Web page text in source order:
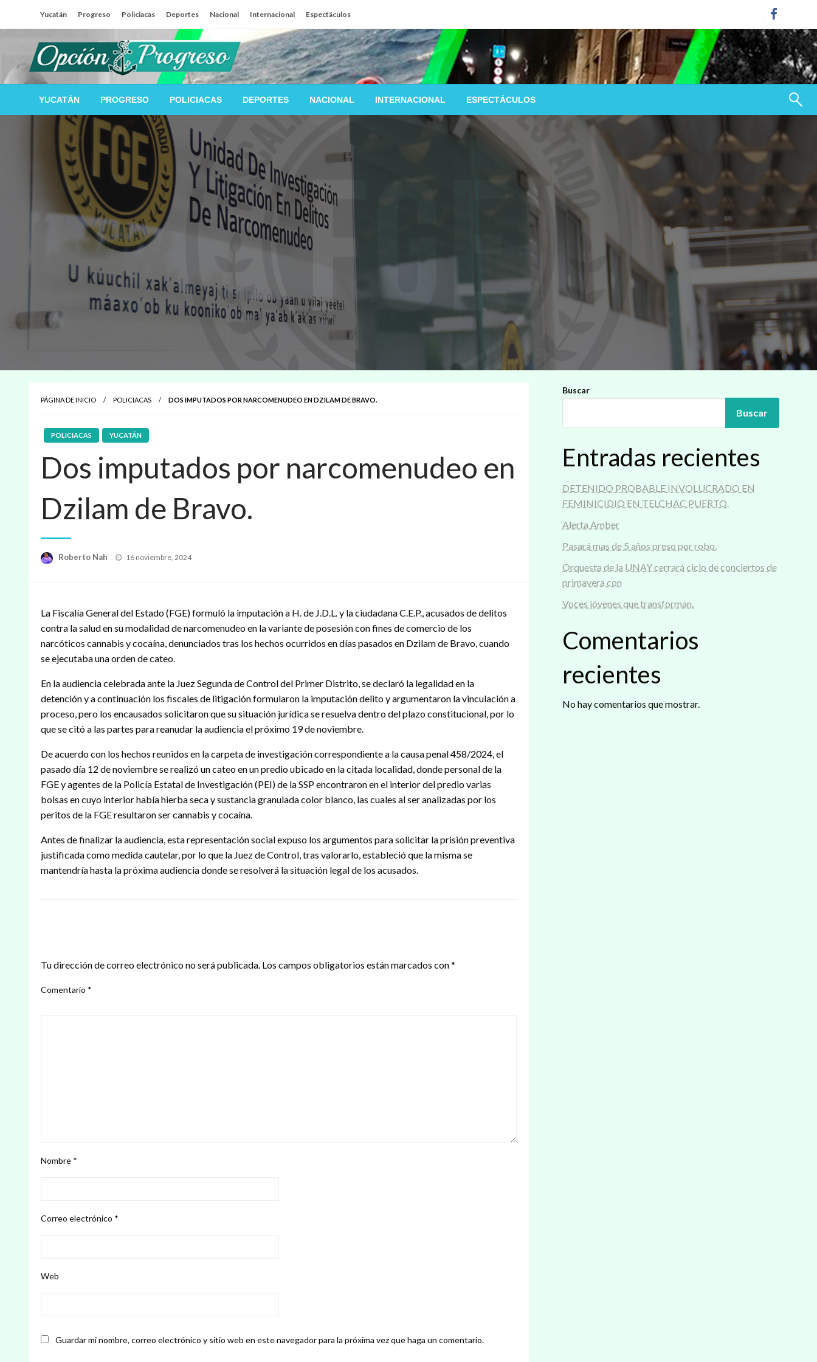
Yucatán Progreso Policiacas Deportes Nacional Internacional Espectáculos
Opción Progreso
Las noticias del día a día del puerto
YUCATÁN PROGRESO POLICIACAS DEPORTES NACIONAL INTERNACIONAL ESPECTÁCULOS
PÁGINA DE INICIO POLICIACAS DOS IMPUTADOS POR NARCOMENUDEO EN DZILAM DE BRAVO.
POLICIACAS YUCATÁN
Dos imputados por narcomenudeo en
Dzilam de Bravo.
Roberto Nah
Publicado
16 noviembre, 2024
La Fiscalía General del Estado (FGE) formuló la imputación a H. de J.D.L. y la ciudadana C.E.P., acusados de delitos
contra la salud en su modalidad de narcomenudeo en la variante de posesión con fines de comercio de los
narcóticos cannabis y cocaína, denunciados tras los hechos ocurridos en días pasados en Dzilam de Bravo, cuando
se ejecutaba una orden de cateo.
En la audiencia celebrada ante la Juez Segunda de Control del Primer Distrito, se declaró la legalidad en la
detención y a continuación los fiscales de litigación formularon la imputación delito y argumentaron la vinculación a
proceso, pero los encausados solicitaron que su situación jurídica se resuelva dentro del plazo constitucional, por lo
que se citó a las partes para reanudar la audiencia el próximo 19 de noviembre.
De acuerdo con los hechos reunidos en la carpeta de investigación correspondiente a la causa penal 458/2024, el
pasado día 12 de noviembre se realizó un cateo en un predio ubicado en la citada localidad, donde personal de la
FGE y agentes de la Policía Estatal de Investigación (PEI) de la SSP encontraron en el interior del predio varias
bolsas en cuyo interior había hierba seca y sustancia granulada color blanco, las cuales al ser analizadas por los
peritos de la FGE resultaron ser cannabis y cocaína.
Antes de finalizar la audiencia, esta representación social expuso los argumentos para solicitar la prisión preventiva
justificada como medida cautelar, por lo que la Juez de Control, tras valorarlo, estableció que la misma se
mantendría hasta la próxima audiencia donde se resolverá la situación legal de los acusados.
Tu dirección de correo electrónico no será publicada. Los campos obligatorios están marcados con*
Comentario *
Nombre *
Correo electrónico *
Web
Guardar mi nombre, correo electrónico y sitio web en este navegador para la próxima vez que haga un comentario.
Buscar
Buscar
Entradas recientes
DETENIDO PROBABLE INVOLUCRADO EN
FEMINICIDIO EN TELCHAC PUERTO.
Alerta Amber
Pasará mas de 5 años preso por robo.
Orquesta de la UNAY cerrará ciclo de conciertos de
primavera con
Voces jóvenes que transforman.
Comentarios
recientes
No hay comentarios que mostrar.